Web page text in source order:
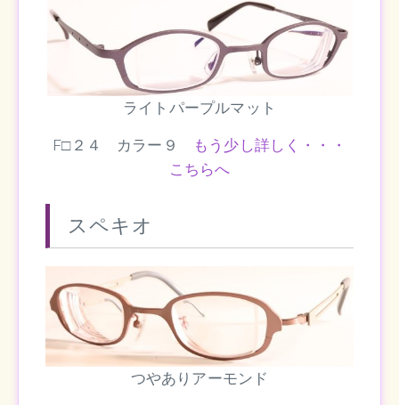
ライトパープルマット
F□２４ カラー９
もう少し詳しく・・・
こちらへ
スペキオ
つやありアーモンド